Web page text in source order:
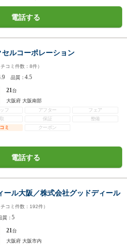
電話する
ルコーポレーション
チコミ件数： 8件）
品質：4.5
21台
大阪府 大阪南部
フ
アフター
フェア
保証
整備
ミ
クーポン
電話する
ール大阪／株式会社グッドディール
チコミ件数： 192件）
質：5
21台
大阪府 大阪市内